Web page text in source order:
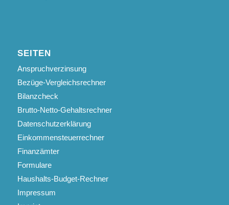
SEITEN
Anspruchverzinsung
Bezüge-Vergleichsrechner
Bilanzcheck
Brutto-Netto-Gehaltsrechner
Datenschutzerklärung
Einkommensteuerrechner
Finanzämter
Formulare
Haushalts-Budget-Rechner
Impressum